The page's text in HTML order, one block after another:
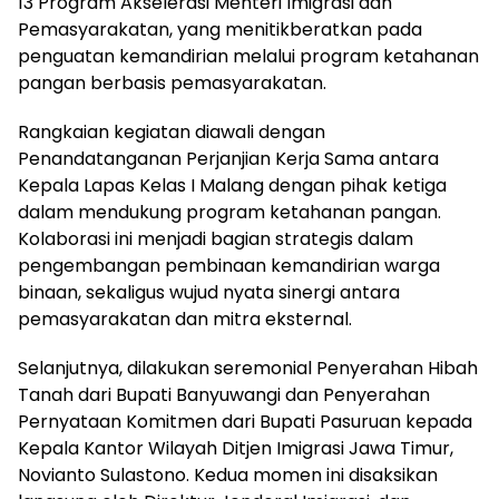
Pemasyarakatan, yang menitikberatkan pada
penguatan kemandirian melalui program ketahanan
pangan berbasis pemasyarakatan.
Rangkaian kegiatan diawali dengan
Penandatanganan Perjanjian Kerja Sama antara
Kepala Lapas Kelas I Malang dengan pihak ketiga
dalam mendukung program ketahanan pangan.
Kolaborasi ini menjadi bagian strategis dalam
pengembangan pembinaan kemandirian warga
binaan, sekaligus wujud nyata sinergi antara
pemasyarakatan dan mitra eksternal.
Selanjutnya, dilakukan seremonial Penyerahan Hibah
Tanah dari Bupati Banyuwangi dan Penyerahan
Pernyataan Komitmen dari Bupati Pasuruan kepada
Kepala Kantor Wilayah Ditjen Imigrasi Jawa Timur,
Novianto Sulastono. Kedua momen ini disaksikan